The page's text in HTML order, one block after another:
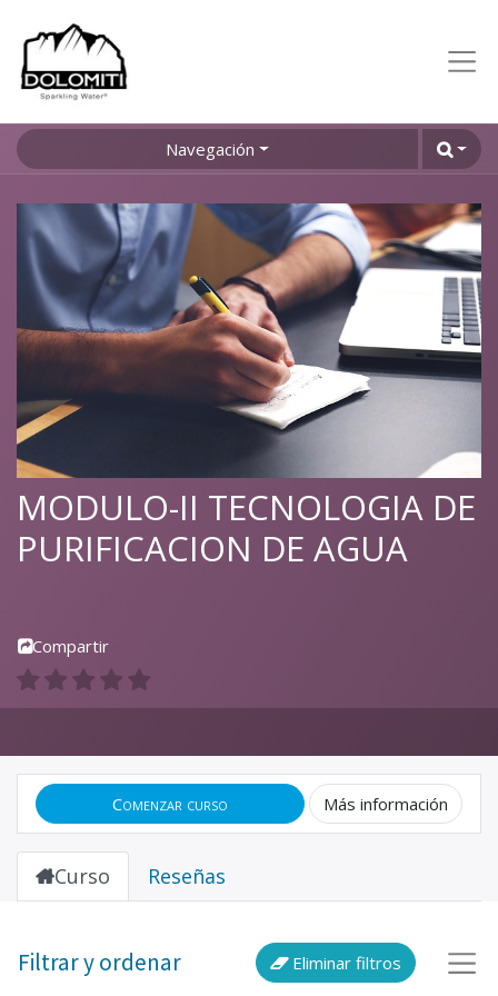
Navegación
MODULO-II TECNOLOGIA DE
PURIFICACION DE AGUA
Compartir
Comenzar curso Más información
Curso Reseñas
Filtrar y ordenar Eliminar filtros